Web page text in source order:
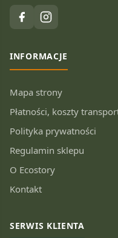
INFORMACJE
Mapa strony
Płatności, koszty
Polityka prywatności
Regulamin sklepu
O Ecostory
Kontakt
SERWIS KLIENTA